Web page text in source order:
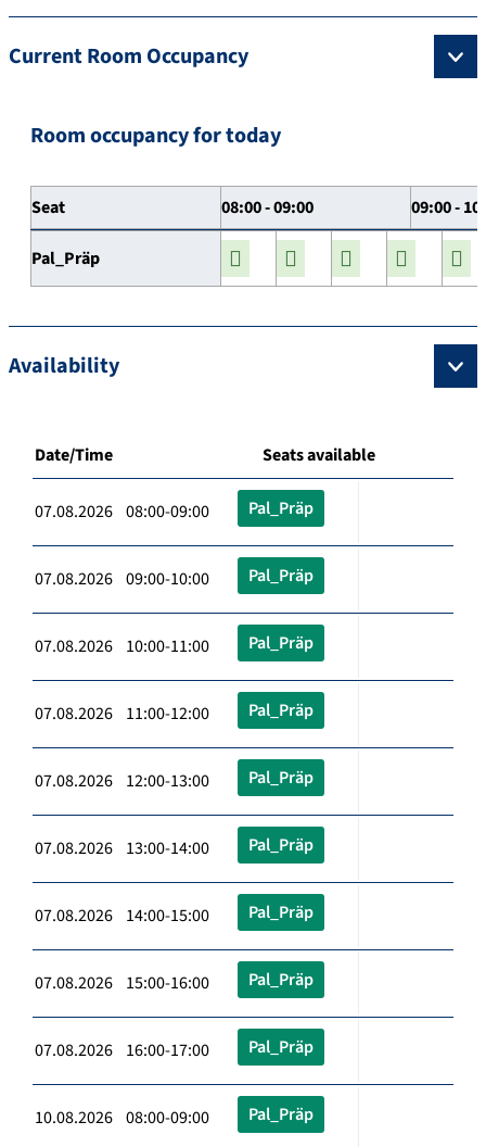
Current Room Occupancy
Room occupancy for today
Seat 08:00 - 09:00 09:00 -
Pal_Präp
Availability
Date/Time Seats available
07.08.2026 08:00-09:00 Pal_Präp
07.08.2026 09:00-10:00 Pal_Präp
07.08.2026 10:00-11:00 Pal_Präp
07.08.2026 11:00-12:00 Pal_Präp
07.08.2026 12:00-13:00 Pal_Präp
07.08.2026 13:00-14:00 Pal_Präp
07.08.2026 14:00-15:00 Pal_Präp
07.08.2026 15:00-16:00 Pal_Präp
07.08.2026 16:00-17:00 Pal_Präp
10.08.2026 08:00-09:00 Pal_Präp